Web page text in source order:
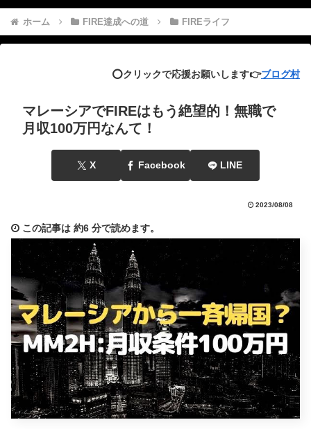
ホーム FIRE達成への道 FIREライフ
⭕️クリックで応援お願いします👉ブログ村
マレーシアでFIREはもう絶望的！無職で
月収100万円なんて！
X Facebook LINE
2023/08/08
この記事は 約6 分で読めます。